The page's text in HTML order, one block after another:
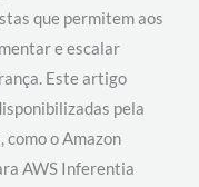
que permitem aos
e escalar
Este artigo
pela
como o Amazon
AWS Inferentia